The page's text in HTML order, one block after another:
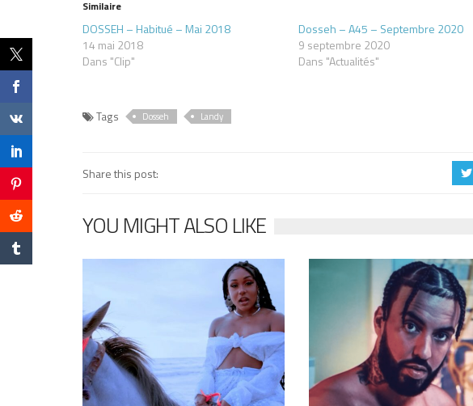
Similaire
DOSSEH – Habitué – Mai 2018
14 mai 2018
Dans "Clip"
Dosseh – A45 – Septembre 2020
9 septembre 2020
Dans "Actualités"
Tags Dosseh Landy
Share this post: a
YOU MIGHT ALSO LIKE